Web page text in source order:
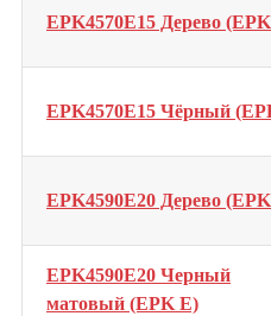
EPK4570E15 Дерево
EPK4570E15 Чёрный
EPK4590E20 Дерево
EPK4590E20 Черный
матовый (EPK E)